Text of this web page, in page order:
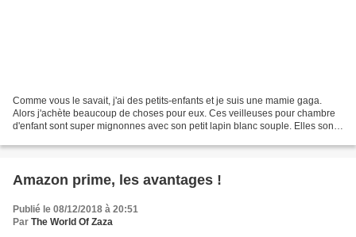
Comme vous le savait, j'ai des petits-enfants et je suis une mamie gaga.
Alors j'achète beaucoup de choses pour eux. Ces veilleuses pour chambre
d'enfant sont super mignonnes avec son petit lapin blanc souple. Elles sont
Amazon prime, les avantages !
Publié le 08/12/2018 à 20:51
Par The World Of Zaza